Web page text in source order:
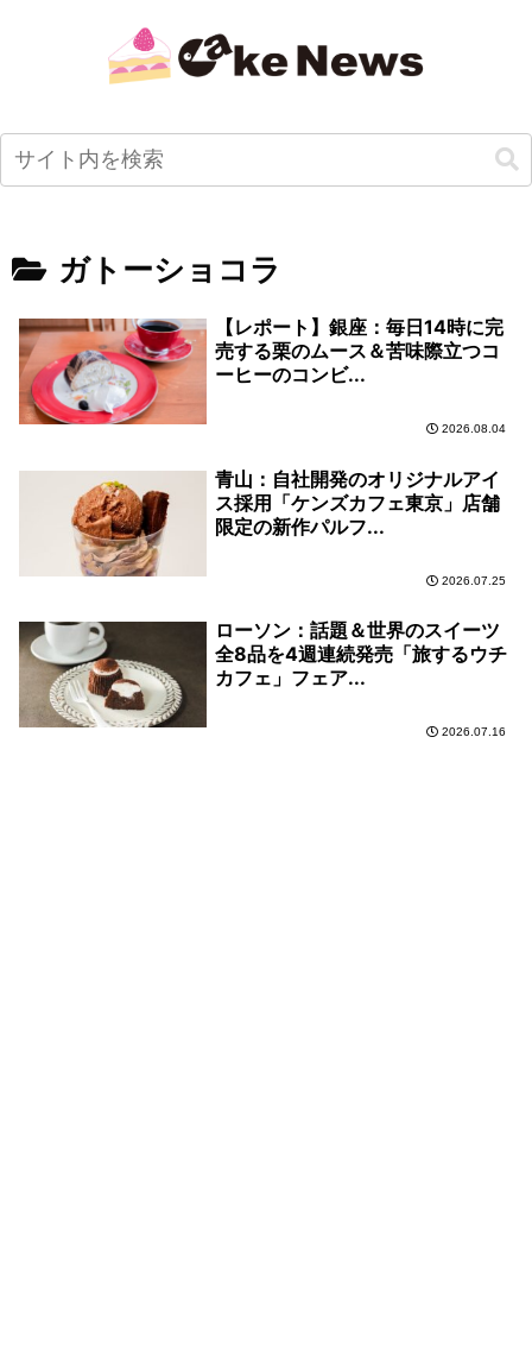
ガトーショコラ
【レポート】銀座：毎日14時に完
売する栗のムース＆苦味際立つコ
ーヒーのコンビ...
2026.08.04
青山：自社開発のオリジナルアイ
ス採用「ケンズカフェ東京」店舗
限定の新作パルフ...
2026.07.25
ローソン：話題＆世界のスイーツ
全8品を4週連続発売「旅するウチ
カフェ」フェア...
2026.07.16